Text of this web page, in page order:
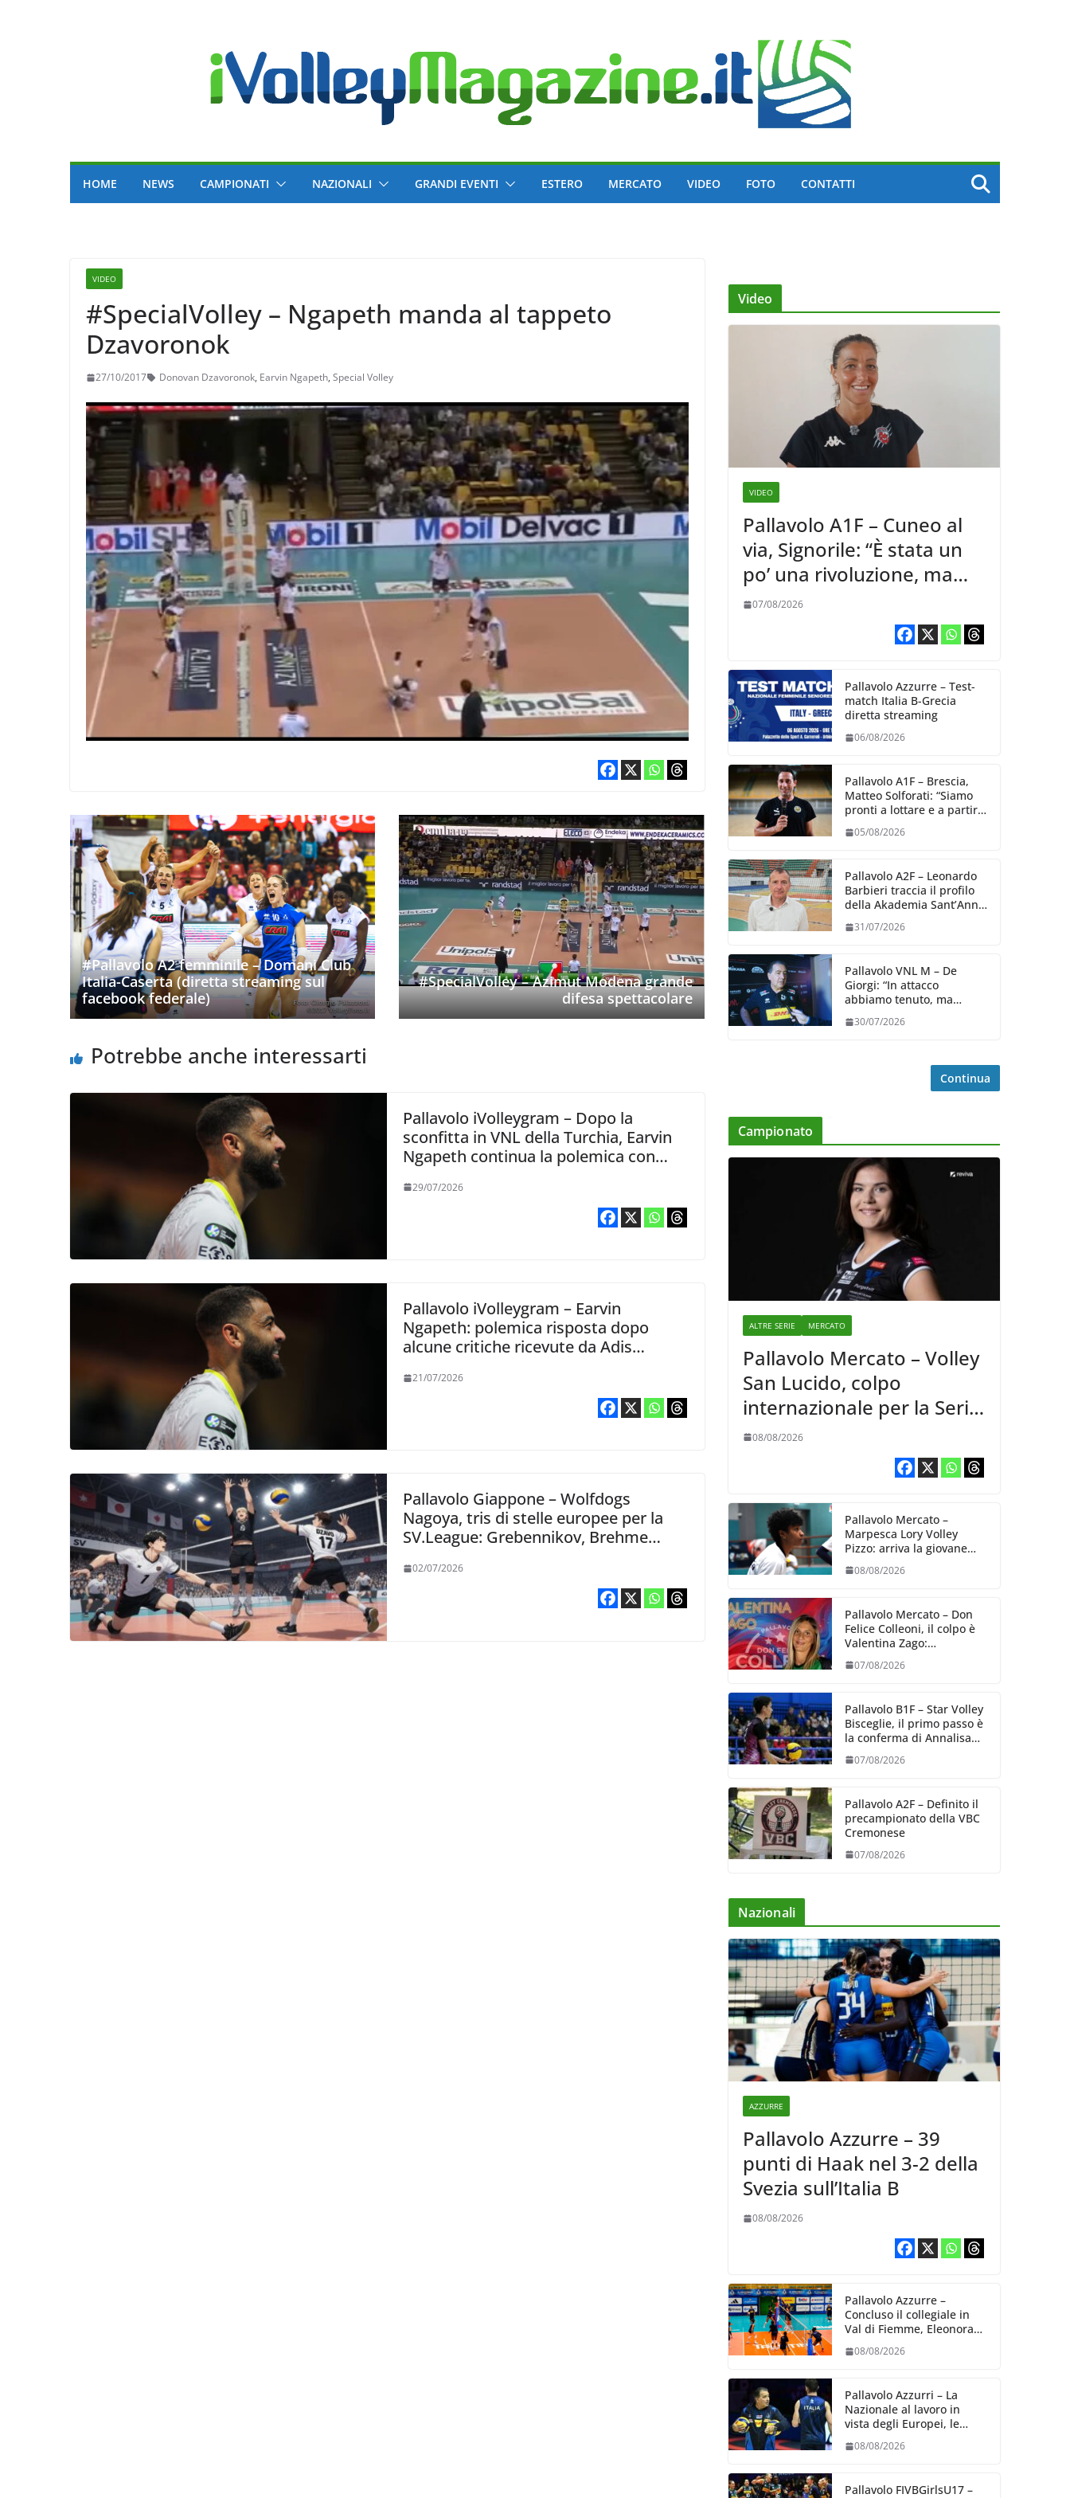
HOME NEWS CAMPIONATI NAZIONALI GRANDI EVENTI ESTERO MERCATO VIDEO FOTO CONTATTI
VIDEO
#SpecialVolley – Ngapeth manda al tappeto
Dzavoronok
27/10/2017 Donovan Dzavoronok, Earvin Ngapeth, Special Volley
#Pallavolo A2 femminile – Domani Club
Italia-Caserta (diretta streaming sul
facebook federale)
#SpecialVolley – Azimut Modena grande
difesa spettacolare
Potrebbe anche interessarti
Pallavolo iVolleygram – Dopo la
sconfitta in VNL della Turchia, Earvin
Ngapeth continua la polemica con
29/07/2026
Pallavolo iVolleygram – Earvin
Ngapeth: polemica risposta dopo
alcune critiche ricevute da Adis
21/07/2026
Pallavolo Giappone – Wolfdogs
Nagoya, tris di stelle europee per la
SV.League: Grebennikov, Brehme
02/07/2026
Video
VIDEO
Pallavolo A1F – Cuneo al
via, Signorile: “È stata un
po’ una rivoluzione, ma
abbiamo le idee chiare siu
cosa vogliamo fare”
07/08/2026
Pallavolo Azzurre – Test-
match Italia B-Grecia
diretta streaming
06/08/2026
Pallavolo A1F – Brescia,
Matteo Solforati: “Siamo
pronti a lottare e a partire
giorno”
05/08/2026
Pallavolo A2F – Leonardo
Barbieri traccia il profilo
della Akademia Sant’Anna
31/07/2026
Pallavolo VNL M – De
Giorgi: “In attacco
abbiamo tenuto, ma
dalla prestazione in
30/07/2026
Continua
Campionato
ALTRE SERIE MERCATO
Pallavolo Mercato – Volley
San Lucido, colpo
internazionale per la Serie
B2: arriva la schiacciatrice
lettone Kristine Teivane
08/08/2026
Pallavolo Mercato –
Marpesca Lory Volley
Pizzo: arriva la giovane
italo–brasiliana Any
Gabrielle Milano
08/08/2026
Pallavolo Mercato – Don
Felice Colleoni, il colpo è
Valentina Zago:
esperienza e oltre 5.000
punti al servizio di
07/08/2026
Pallavolo B1F – Star Volley
Bisceglie, il primo passo è
la conferma di Annalisa
Mileno
07/08/2026
Pallavolo A2F – Definito il
precampionato della VBC
Cremonese
07/08/2026
Nazionali
AZZURRE
Pallavolo Azzurre – 39
punti di Haak nel 3-2 della
Svezia sull’Italia B
08/08/2026
Pallavolo Azzurre –
Concluso il collegiale in
Val di Fiemme, Eleonora
su quei piccoli dettagli
08/08/2026
Pallavolo Azzurri – La
Nazionale al lavoro in
vista degli Europei, le
Ferdinando De Giorgi
08/08/2026
Pallavolo FIVBGirlsU17 –